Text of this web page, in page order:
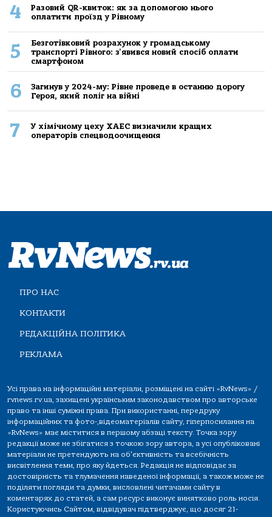
4
Разовий QR-квиток: як за допомогою нього
оплатити проїзд у Рівному
5
Безготівковий розрахунок у громадському
транспорті Рівного: з'явився новий спосіб оплати
смартфоном
6
Загинув у 2024-му: Рівне проведе в останню дорогу
Героя, який поліг на війні
7
У хімічному цеху ХАЕС визначили кращих
операторів спецводоочищення
ПРО НАС
КОНТАКТИ
РЕДАКЦІЙНА ПОЛІТИКА
РЕКЛАМА
Усі права на інформаційні матеріали, розміщені на сайті «RvNews» /
rvnews.rv.ua, захищені українським законодавством про авторське
право та інші суміжні права. При використанні, передруку
інформаційних та фото-,відеоматеріалів сайту, гіперпосилання на
«RvNews» має міститися в першому абзаці тексту. Точка зору
редакції може не збігатися з точкою зору автора, а усі опубліковані
матеріали не претендують на об'єктивність та всебічність
висвітлення теми, про яку йдеться. Редакція не відповідає за
достовірність та тлумачення наведеної інформації, а також може не
поділяти погляди та думки, висловлені читачами сайту в
коментарях до статей, а сам ресурс виконує винятково роль носія.
Користуючись Сайтом, відвідувач підтверджує, що досяг 21-